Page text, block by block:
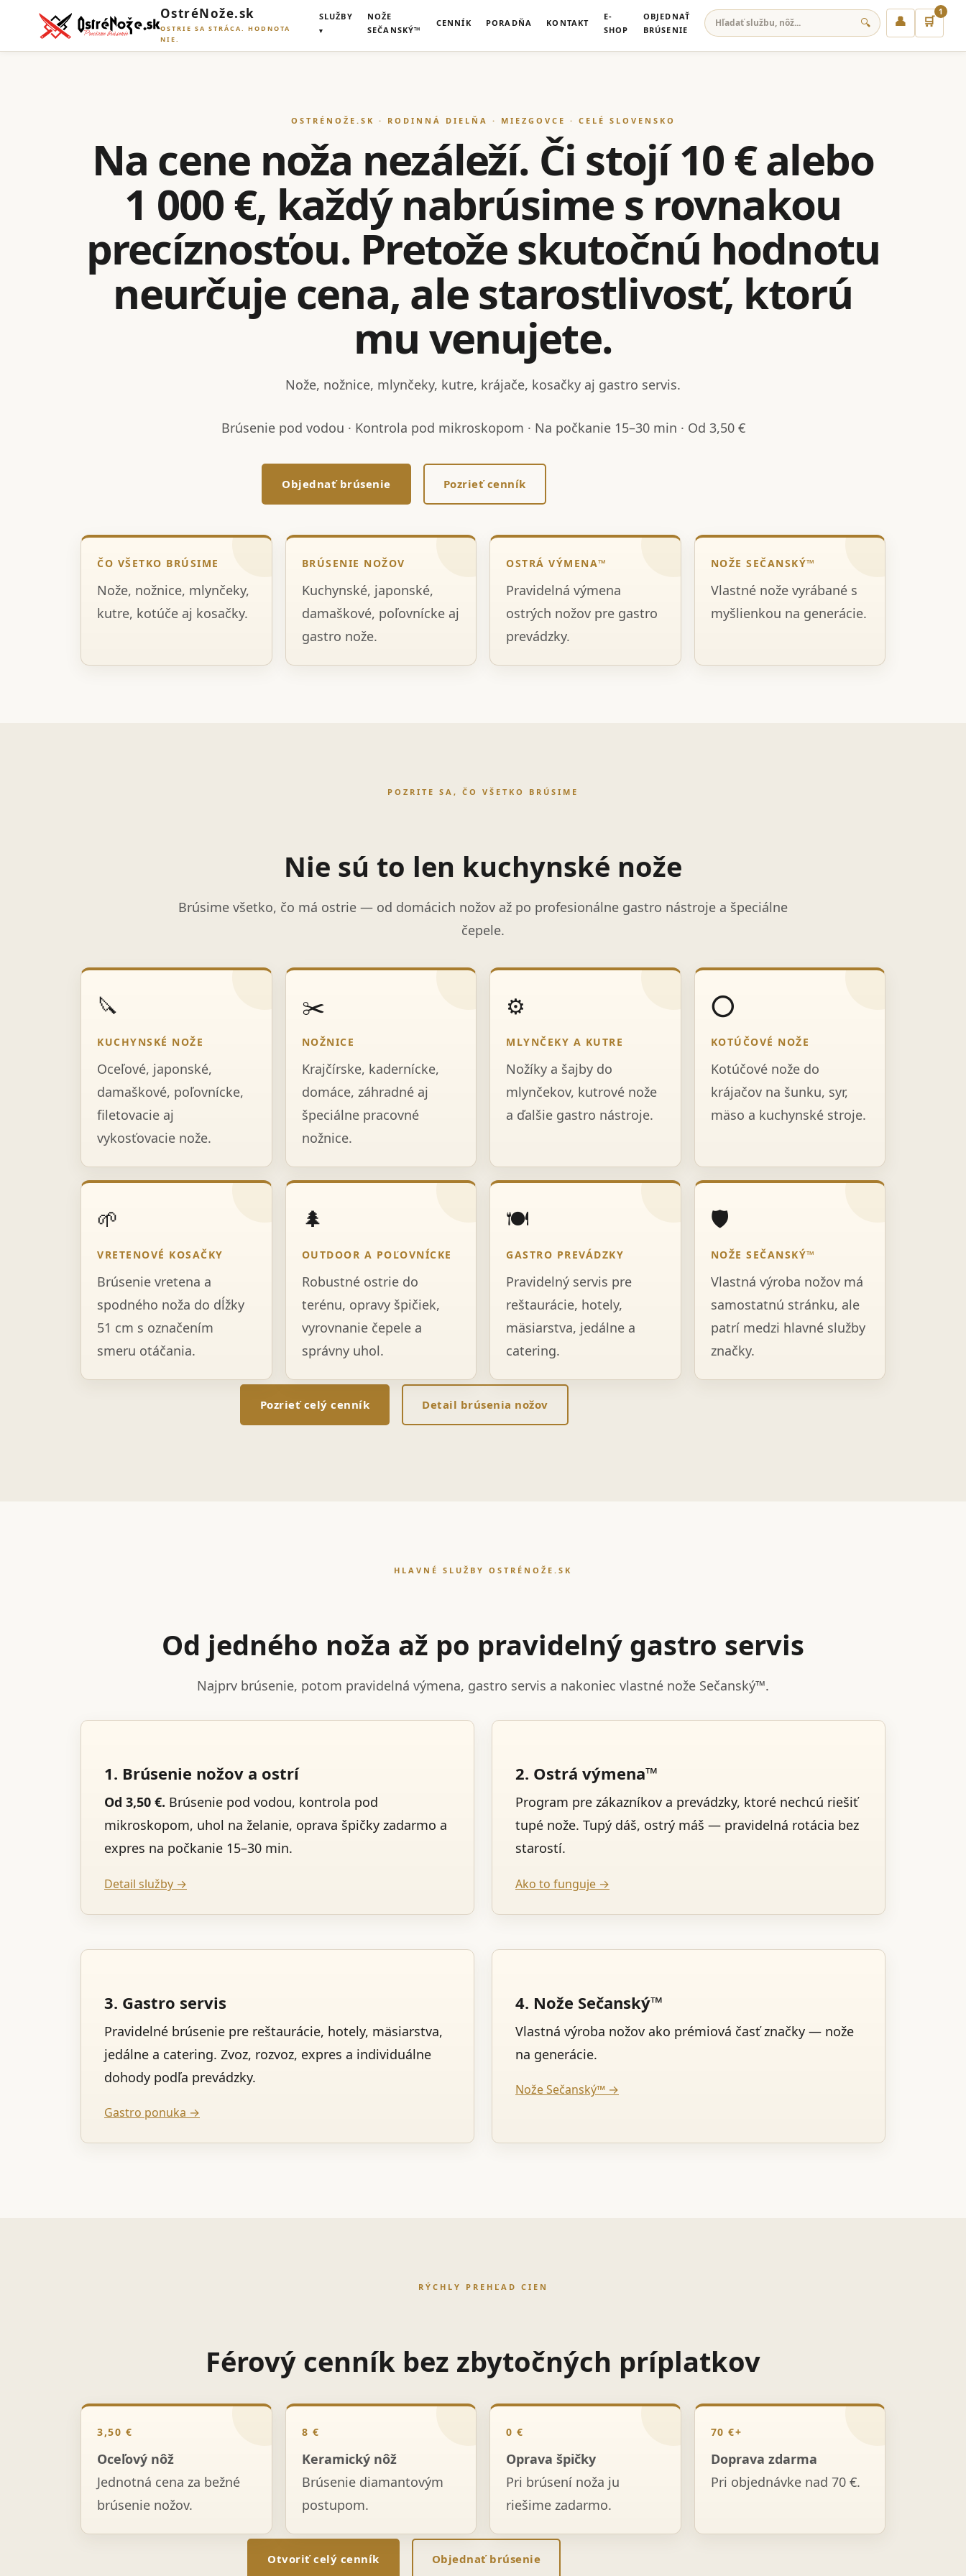
OstréNože.sk
OSTRIE SA STRÁCA. HODNOTA
NIE.
SLUŽBY
NOŽE
SEČANSKÝ™
CENNÍK PORADŇA KONTAKT
E-
SHOP
OBJEDNAŤ
BRÚSENIE
🔍 👤 🛒
1
OSTRÉNOŽE.SK · RODINNÁ DIELŇA · MIEZGOVCE · CELÉ SLOVENSKO
Na cene noža nezáleží. Či stojí 10 € alebo
1 000 €, každý nabrúsime s rovnakou
precíznosťou. Pretože skutočnú hodnotu
neurčuje cena, ale starostlivosť, ktorú
mu venujete.
Nože, nožnice, mlynčeky, kutre, krájače, kosačky aj gastro servis.
Brúsenie pod vodou · Kontrola pod mikroskopom · Na počkanie 15–30 min · Od 3,50 €
Objednať brúsenie Pozrieť cenník
ČO VŠETKO BRÚSIME
Nože, nožnice, mlynčeky,
kutre, kotúče aj kosačky.
BRÚSENIE NOŽOV
Kuchynské, japonské,
damaškové, poľovnícke aj
gastro nože.
OSTRÁ VÝMENA™
Pravidelná výmena
ostrých nožov pre gastro
prevádzky.
NOŽE SEČANSKÝ™
Vlastné nože vyrábané s
myšlienkou na generácie.
POZRITE SA, ČO VŠETKO BRÚSIME
Nie sú to len kuchynské nože
Brúsime všetko, čo má ostrie — od domácich nožov až po profesionálne gastro nástroje a špeciálne
čepele.
🔪
KUCHYNSKÉ NOŽE
Oceľové, japonské,
damaškové, poľovnícke,
filetovacie aj
vykosťovacie nože.
✂️
NOŽNICE
Krajčírske, kadernícke,
domáce, záhradné aj
špeciálne pracovné
nožnice.
⚙️
MLYNČEKY A KUTRE
Nožíky a šajby do
mlynčekov, kutrové nože
a ďalšie gastro nástroje.
⭕
KOTÚČOVÉ NOŽE
Kotúčové nože do
krájačov na šunku, syr,
mäso a kuchynské stroje.
🌱
VRETENOVÉ KOSAČKY
Brúsenie vretena a
spodného noža do dĺžky
51 cm s označením
smeru otáčania.
🌲
OUTDOOR A POĽOVNÍCKE
Robustné ostrie do
terénu, opravy špičiek,
vyrovnanie čepele a
správny uhol.
🍽️
GASTRO PREVÁDZKY
Pravidelný servis pre
reštaurácie, hotely,
mäsiarstva, jedálne a
catering.
🛡️
NOŽE SEČANSKÝ™
Vlastná výroba nožov má
samostatnú stránku, ale
patrí medzi hlavné služby
značky.
Pozrieť celý cenník Detail brúsenia nožov
HLAVNÉ SLUŽBY OSTRÉNOŽE.SK
Od jedného noža až po pravidelný gastro servis
Najprv brúsenie, potom pravidelná výmena, gastro servis a nakoniec vlastné nože Sečanský™.
1. Brúsenie nožov a ostrí
Od 3,50 €. Brúsenie pod vodou, kontrola pod
mikroskopom, uhol na želanie, oprava špičky zadarmo a
expres na počkanie 15–30 min.
Detail služby →
2. Ostrá výmena™
Program pre zákazníkov a prevádzky, ktoré nechcú riešiť
tupé nože. Tupý dáš, ostrý máš — pravidelná rotácia bez
starostí.
Ako to funguje →
3. Gastro servis
Pravidelné brúsenie pre reštaurácie, hotely, mäsiarstva,
jedálne a catering. Zvoz, rozvoz, expres a individuálne
dohody podľa prevádzky.
Gastro ponuka →
4. Nože Sečanský™
Vlastná výroba nožov ako prémiová časť značky — nože
na generácie.
Nože Sečanský™ →
RÝCHLY PREHĽAD CIEN
Férový cenník bez zbytočných príplatkov
3,50 €
Oceľový nôž
Jednotná cena za bežné
brúsenie nožov.
8 €
Keramický nôž
Brúsenie diamantovým
postupom.
0 €
Oprava špičky
Pri brúsení noža ju
riešime zadarmo.
70 €+
Doprava zdarma
Pri objednávke nad 70 €.
Otvoriť celý cenník Objednať brúsenie